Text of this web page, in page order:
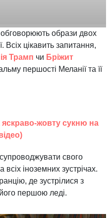
образи двох
цікавить запитання,
Трамп чи Бріжит
першості Меланії та її
яскраво-жовту сукню на
свого
іноземних зустрічах.
де зустрілися з
першою леді.